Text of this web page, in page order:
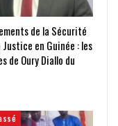
de la Sécurité
en Guinée : les
de Oury Diallo du